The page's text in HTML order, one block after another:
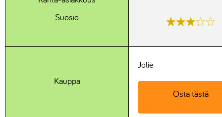
Suosio
Kauppa
Jolie
Osta tästä